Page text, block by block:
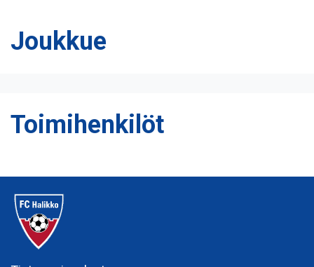
Joukkue
Toimihenkilöt